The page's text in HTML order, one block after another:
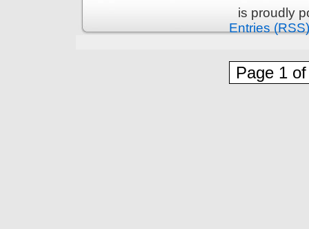
is proudly
Entries (RSS)
Page 1